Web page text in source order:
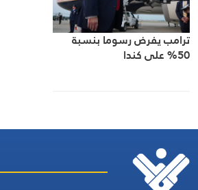
ترامب يفرض رسوما بنسبة
50% على كندا